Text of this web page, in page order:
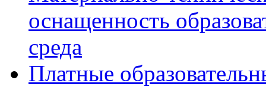
оснащенность
среда
Платные